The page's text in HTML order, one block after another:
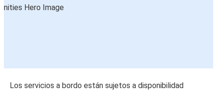
Los servicios a bordo están sujetos a disponibilidad